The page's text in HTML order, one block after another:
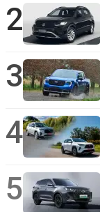
2
3
4
5